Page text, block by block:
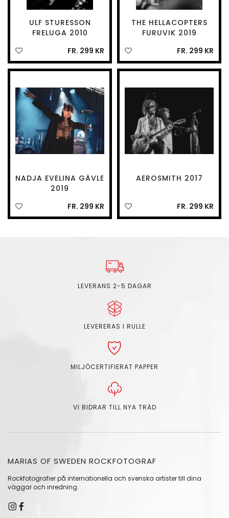
ULF STURESSON
FRELUGA 2010
FR. 299 KR
THE HELLACOPTERS
FURUVIK 2019
FR. 299 KR
NADJA EVELINA GÄVLE
2019
FR. 299 KR
AEROSMITH 2017
FR. 299 KR
LEVERANS 2-5 DAGAR
LEVERERAS I RULLE
MILJÖCERTIFIERAT PAPPER
VI BIDRAR TILL NYA TRÄD
MARIAS OF SWEDEN ROCKFOTOGRAF
Rockfotografier på internationella och svenska artister till dina
väggar och inredning.